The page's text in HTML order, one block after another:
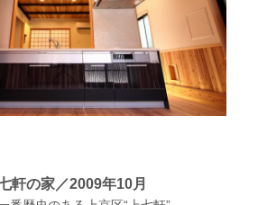
七軒の家／2009年10月